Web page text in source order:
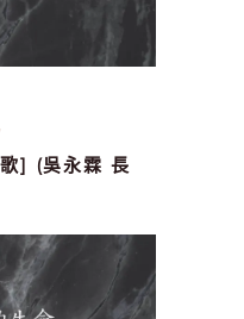
] (吳永霖 長